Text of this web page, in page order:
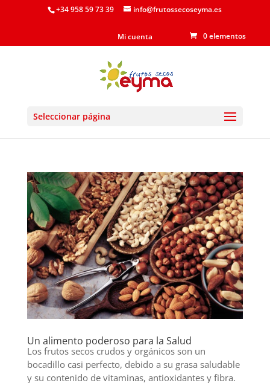
+34 958 59 73 39 info@frutossecoseyma.es
Mi cuenta 0 elementos
Seleccionar página
Un alimento poderoso para la Salud
Los frutos secos crudos y orgánicos son un
bocadillo casi perfecto, debido a su grasa saludable
y su contenido de vitaminas, antioxidantes y fibra.